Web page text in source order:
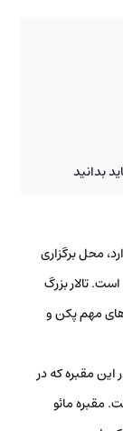
بدانید
محل برگزاری
تالار بزرگ
مهم پکن و
مقبره که در
مقبره مائو